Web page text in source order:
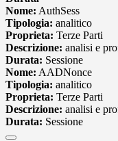
Nome: AuthSess
Tipologia: analitico
Proprieta: Terze Parti
Descrizione: analisi e
Durata: Sessione
Nome: AADNonce
Tipologia: analitico
Proprieta: Terze Parti
Descrizione: analisi e
Durata: Sessione